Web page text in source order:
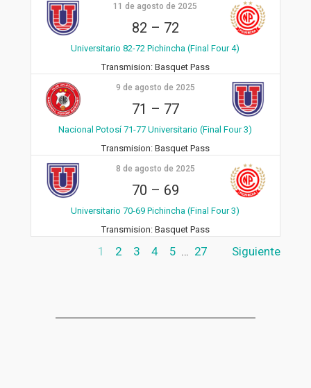
11 de agosto de 2025
82 – 72
Universitario 82-72 Pichincha (Final Four 4)
Transmision:Basquet Pass
9 de agosto de 2025
71 – 77
Nacional Potosí 71-77 Universitario (Final Four 3)
Transmision:Basquet Pass
8 de agosto de 2025
70 – 69
Universitario 70-69 Pichincha (Final Four 3)
Transmision:Basquet Pass
1 2 3 4 5 … 27 Siguiente